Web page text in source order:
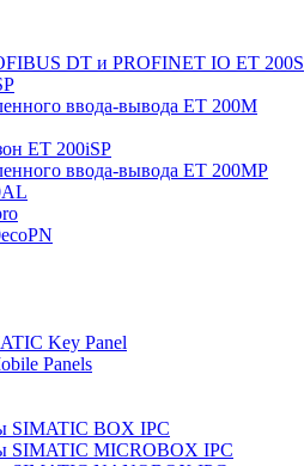
DT и PROFINET IO ET 200S
ввода-вывода ET 200M
ET 200iSP
ввода-вывода ET 200MP
Key Panel
Panels
SIMATIC BOX IPC
SIMATIC MICROBOX IPC